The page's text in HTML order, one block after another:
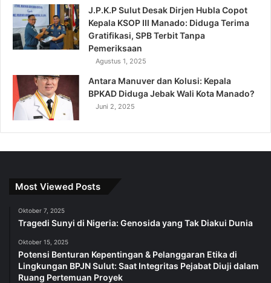
J.P.K.P Sulut Desak Dirjen Hubla Copot
Kepala KSOP III Manado: Diduga Terima
Gratifikasi, SPB Terbit Tanpa
Pemeriksaan
Agustus 1, 2025
Antara Manuver dan Kolusi: Kepala
BPKAD Diduga Jebak Wali Kota Manado?
Juni 2, 2025
Most Viewed Posts
Oktober 7, 2025
Tragedi Sunyi di Nigeria: Genosida yang Tak Diakui Dunia
Oktober 15, 2025
Potensi Benturan Kepentingan & Pelanggaran Etika di
Lingkungan BPJN Sulut: Saat Integritas Pejabat Diuji dalam
Ruang Pertemuan Proyek